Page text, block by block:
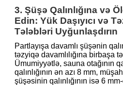
3. Şüşə Qalınlığına və
Edin: Yük Daşıyıcı və
Tələbləri Uyğunlaşdırın
Partlayışa davamlı şüşənin
təzyiqə davamlılığına birbaşa
Ümumiyyətlə, sauna otağının
qalınlığının ən azı 8 mm,
şüşəsinin qalınlığının isə 6